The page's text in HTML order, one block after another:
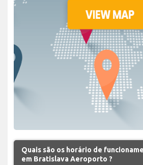
Quais são os horário de
em Bratislava Aeroporto ?